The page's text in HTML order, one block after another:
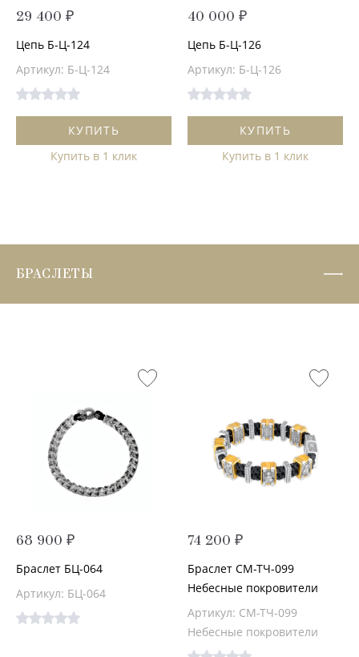
29 400 ₽
Цепь Б-Ц-124
Артикул: Б-Ц-124
КУПИТЬ
Купить в 1 клик
40 000 ₽
Цепь Б-Ц-126
Артикул: Б-Ц-126
КУПИТЬ
Купить в 1 клик
БРАСЛЕТЫ
68 900 ₽
Браслет БЦ-064
Артикул: БЦ-064
74 200 ₽
Браслет СМ-ТЧ-099
Небесные покровители
Артикул: СМ-ТЧ-099
Небесные покровители